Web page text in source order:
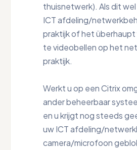
thuisnetwerk). Als dit
ICT afdeling/
praktijk of het überhaupt
te videobellen op het
praktijk.
Werkt u op een Citrix
ander beheerbaar
en u krijgt nog steeds
uw ICT afdeling/
camera/microfoon